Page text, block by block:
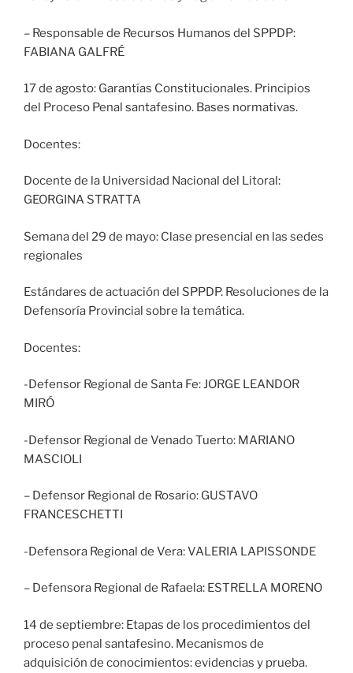
– Responsable de Recursos Humanos del SPPDP:
FABIANA GALFRÉ
17 de agosto: Garantías Constitucionales. Principios
del Proceso Penal santafesino. Bases normativas.
Docentes:
Docente de la Universidad Nacional del Litoral:
GEORGINA STRATTA
Semana del 29 de mayo: Clase presencial en las sedes
regionales
Estándares de actuación del SPPDP. Resoluciones de la
Defensoría Provincial sobre la temática.
Docentes:
-Defensor Regional de Santa Fe: JORGE LEANDOR
MIRÓ
-Defensor Regional de Venado Tuerto: MARIANO
MASCIOLI
– Defensor Regional de Rosario: GUSTAVO
FRANCESCHETTI
-Defensora Regional de Vera: VALERIA LAPISSONDE
– Defensora Regional de Rafaela: ESTRELLA MORENO
14 de septiembre: Etapas de los procedimientos del
proceso penal santafesino. Mecanismos de
adquisición de conocimientos: evidencias y prueba.